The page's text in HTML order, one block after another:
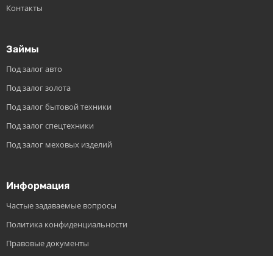
Контакты
Займы
Под залог авто
Под залог золота
Под залог бытовой техники
Под залог спецтехники
Под залог меховых изделий
Информация
Частые задаваемые вопросы
Политика конфиденциальности
Правовые документы